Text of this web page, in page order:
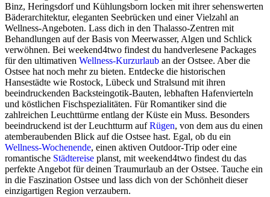
Binz, Heringsdorf und Kühlungsborn locken mit ihrer sehenswerten
Bäderarchitektur, eleganten Seebrücken und einer Vielzahl an
Wellness-Angeboten. Lass dich in den Thalasso-Zentren mit
Behandlungen auf der Basis von Meerwasser, Algen und Schlick
verwöhnen. Bei weekend4two findest du handverlesene Packages
für den ultimativen Wellness-Kurzurlaub an der Ostsee. Aber die
Ostsee hat noch mehr zu bieten. Entdecke die historischen
Hansestädte wie Rostock, Lübeck und Stralsund mit ihren
beeindruckenden Backsteingotik-Bauten, lebhaften Hafenvierteln
und köstlichen Fischspezialitäten. Für Romantiker sind die
zahlreichen Leuchttürme entlang der Küste ein Muss. Besonders
beeindruckend ist der Leuchtturm aufRügen, von dem aus du einen
atemberaubenden Blick auf die Ostsee hast. Egal, ob du ein
Wellness-Wochenende, einen aktiven Outdoor-Trip oder eine
romantische Städtereise planst, mit weekend4two findest du das
perfekte Angebot für deinen Traumurlaub an der Ostsee. Tauche ein
in die Faszination Ostsee und lass dich von der Schönheit dieser
einzigartigen Region verzaubern.